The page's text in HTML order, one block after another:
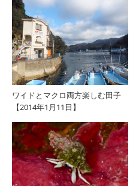
ワイドとマクロ両方楽しむ田子
【2014年1月11日】